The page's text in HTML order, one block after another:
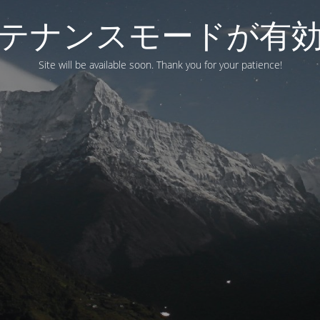
ナンスモードが有
Site will be available soon. Thank you for your patience!